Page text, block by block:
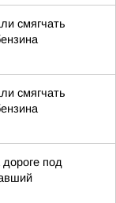
смягчать
смягчать
под